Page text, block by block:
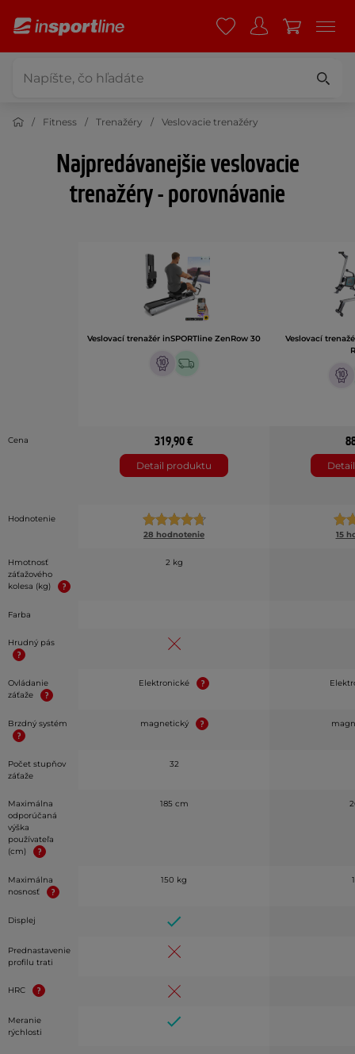
Fitness Trenažéry Veslovacie trenažéry
Najpredávanejšie veslovacie
trenažéry - porovnávanie
Veslovací trenažér inSPORTline ZenRow 30
Veslovací
Cena 319,90 €
Detail produktu
Hodnotenie
28 hodnotenie
15
Hmotnosť
záťažového
kolesa (kg)
2 kg
Farba
Hrudný pás
Ovládanie
záťaže
Elektronické
Brzdný systém magnetický
Počet stupňov
záťaže
32
Maximálna
odporúčaná
výška
používateľa
(cm)
185 cm
Maximálna
nosnosť
150 kg
Displej
Prednastavenie
profilu trati
HRC
Meranie
rýchlosti